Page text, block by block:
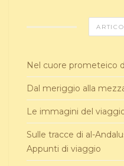
Nel cuore prometeico
Dal meriggio alla
Le immagini del
Sulle tracce di al-
Appunti di viaggio